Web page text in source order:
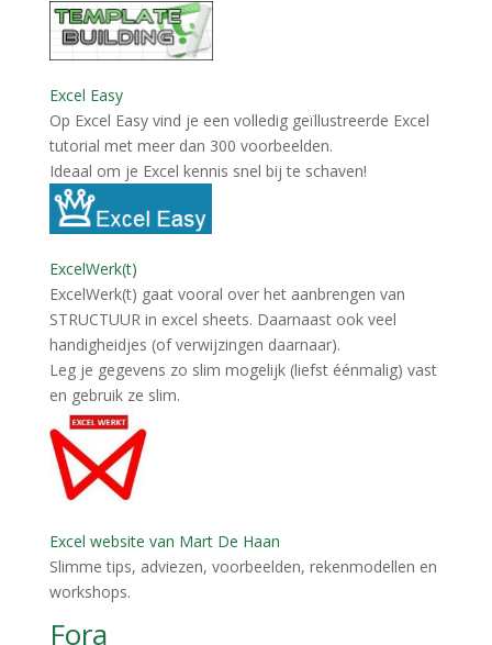
Excel Easy
Op Excel Easy vind je een volledig geïllustreerde Excel
tutorial met meer dan 300 voorbeelden.
Ideaal om je Excel kennis snel bij te schaven!
ExcelWerk(t)
ExcelWerk(t) gaat vooral over het aanbrengen van
STRUCTUUR in excel sheets. Daarnaast ook veel
handigheidjes (of verwijzingen daarnaar).
Leg je gegevens zo slim mogelijk (liefst éénmalig) vast
en gebruik ze slim.
Excel website van Mart De Haan
Slimme tips, adviezen, voorbeelden, rekenmodellen en
workshops.
Fora